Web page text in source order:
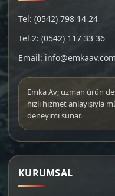
Tel: (0542) 798 14 24
Tel 2: (0542) 117 33 36
Email: info@emkaav.com
Emka Av; uzman ürün
hızlı hizmet anlayışıyla
deneyimi sunar.
KURUMSAL